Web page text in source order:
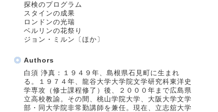
探検のプログラム
スタインの成果
ロンドンの光瑞
ベルリンの花祭り
ジョン・ミルン〔ほか〕
Authors
白須 浄真：１９４９年、島根県石見町に生まれ
る。１９７４年、龍谷大学大学院文学研究科東洋史
学専攻（修士課程修了）後、２０００年まで広島県
立高校教諭。その間、桃山学院大学、大阪大学文学
部・同大学院非常勤講師を兼任。現在、立志舘大学